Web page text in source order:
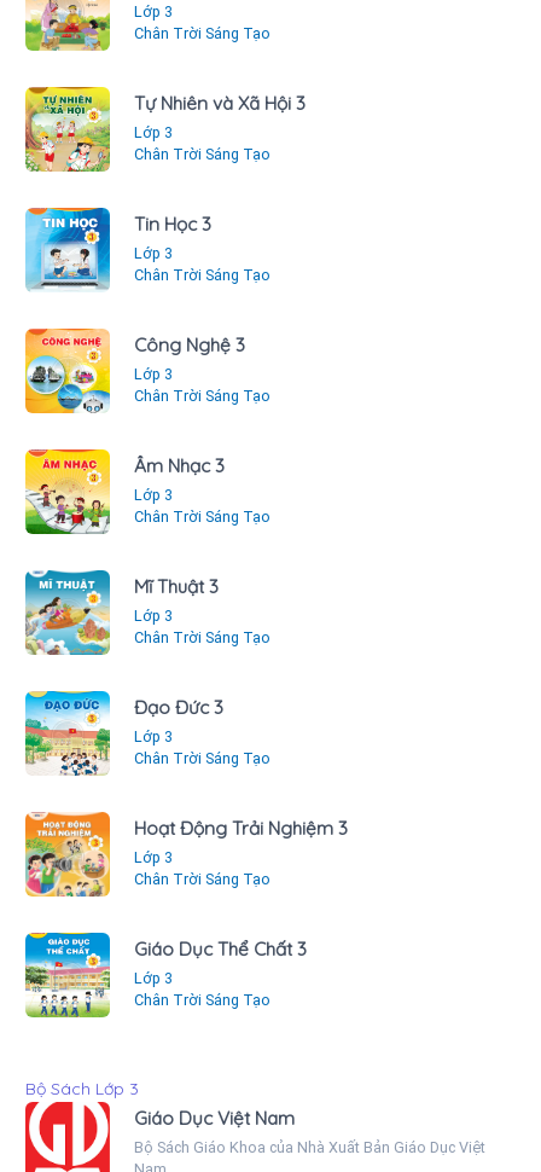
Lớp 3
Chân Trời Sáng Tạo
Tự Nhiên và Xã Hội 3
Lớp 3
Chân Trời Sáng Tạo
Tin Học 3
Lớp 3
Chân Trời Sáng Tạo
Công Nghệ 3
Lớp 3
Chân Trời Sáng Tạo
Âm Nhạc 3
Lớp 3
Chân Trời Sáng Tạo
Mĩ Thuật 3
Lớp 3
Chân Trời Sáng Tạo
Đạo Đức 3
Lớp 3
Chân Trời Sáng Tạo
Hoạt Động Trải Nghiệm 3
Lớp 3
Chân Trời Sáng Tạo
Giáo Dục Thể Chất 3
Lớp 3
Chân Trời Sáng Tạo
Bộ Sách Lớp 3
Giáo Dục Việt Nam
Bộ Sách Giáo Khoa của Nhà Xuất Bản Giáo Dục Việt